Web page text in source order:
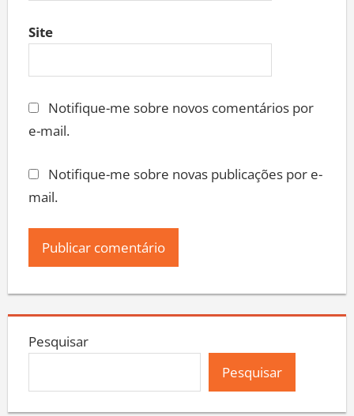
Site
Notifique-me sobre novos comentários por
e-mail.
Notifique-me sobre novas publicações por e-
mail.
Pesquisar
Pesquisar